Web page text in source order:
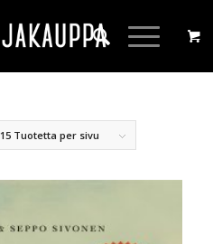
15 Tuotetta per sivu